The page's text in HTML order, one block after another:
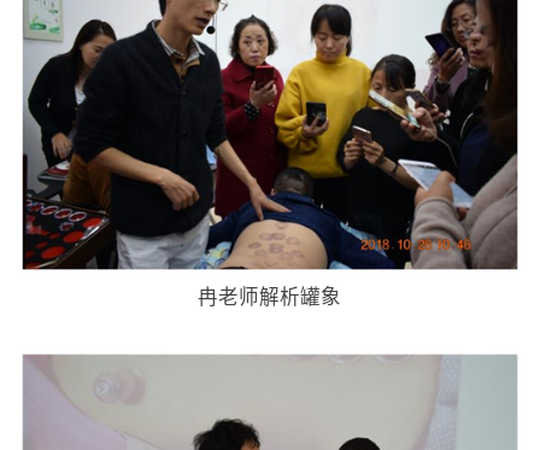
冉老师解析罐象